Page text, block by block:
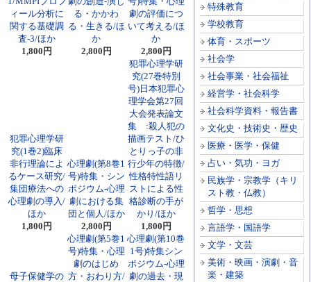
特殊教育
学校教育
体育・スポーツ
社会学
社会事業・社会福祉
経営学・社会科学
社会科学資料・報告書
文化史・技術史・歴史
医療・医学・保健
占い・気功・ヨガ
民族学・宗教学（キリ
スト教・仏教）
哲学・思想
言語学・国語学
文学・文芸
美術・映画・演劇・音
楽・建築
ィール分析に
関する基礎調
査-3/ほか
1,800円
る・かかわ
る・生きる/ほ
か
2,800円
劇の評価につ
いて考える/ほ
か
2,800円
犯罪心理学研
究(1巻2)臨床
非行理論によ
るケース研究/
集団療法への
心理劇の導入/
ほか
1,800円
心理劇(第8巻1
号)特集・シン
ポジウム-心理
劇における集
団と個人/ほか
2,800円
犯罪心理学研
究(27巻特別
号)日本犯罪心
理学会第27回
大会発表論文
集 :殺人犯の
描画テスト/ひ
とりっ子の非
行少年の特徴/
性格特性語リ
ストによる性
格診断の手が
かり/ほか
1,800円
母子保健学の
心理劇(第5巻1
号)特集・心理
劇のはじめ
方・おわり方/
心理劇(第10巻
1号)特集シン
ポジウム-心理
劇の過去・現